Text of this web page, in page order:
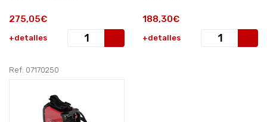
275,05€
+detalles
188,30€
+detalles
Ref: 07170250